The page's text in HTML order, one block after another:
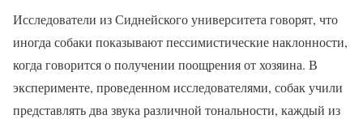
Исследователи из Сиднейского университета говорят, что
иногда собаки показывают пессимистические наклонности,
когда говорится о получении поощрения от хозяина. В
эксперименте, проведенном исследователями, собак учили
представлять два звука различной тональности, каждый из